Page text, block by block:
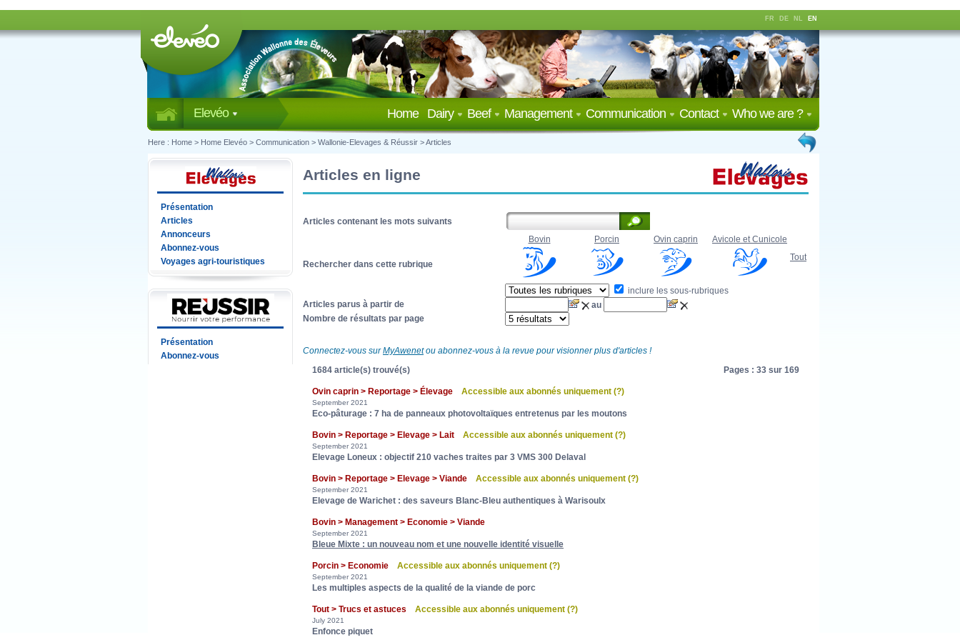
FR DE NL EN
Elevéo Who we are ?
Contact
Communication
Management
Beef
Dairy
Home
Here : Home > Home Elevéo > Communication > Wallonie-Elevages & Réussir >Articles
Présentation
Articles
Annonceurs
Abonnez-vous
Voyages agri-touristiques
Présentation
Abonnez-vous
Articles en ligne
Articles contenant les mots suivants
Rechercher dans cette rubrique
Bovin Porcin Ovin caprin
Avicole et Cunicole
Tout
inclure les sous-rubriques
Articles parus à partir de
au
Nombre de résultats par page
Connectez-vous surMyAwenetou abonnez-vous à la revue pour visionner plus d'articles !
1684 article(s) trouvé(s)
Pages : 33 sur 169
Ovin caprin > Reportage > Élevage Accessible aux abonnés uniquement (?)
September 2021
Eco-pâturage : 7 ha de panneaux photovoltaïques entretenus par les moutons
Bovin > Reportage > Elevage > Lait Accessible aux abonnés uniquement (?)
September 2021
Elevage Loneux : objectif 210 vaches traites par 3 VMS 300 Delaval
Bovin > Reportage > Elevage > Viande Accessible aux abonnés uniquement (?)
September 2021
Elevage de Warichet : des saveurs Blanc-Bleu authentiques à Warisoulx
Bovin > Management > Economie > Viande
September 2021
Bleue Mixte : un nouveau nom et une nouvelle identité visuelle
Porcin > Economie Accessible aux abonnés uniquement (?)
September 2021
Les multiples aspects de la qualité de la viande de porc
Tout > Trucs et astuces Accessible aux abonnés uniquement (?)
July 2021
Enfonce piquet